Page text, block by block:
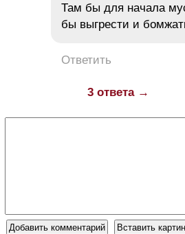
Там бы для начала
бы выгрести и
Ответить
3 ответа →